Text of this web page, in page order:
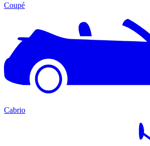
Coupé
Cabrio